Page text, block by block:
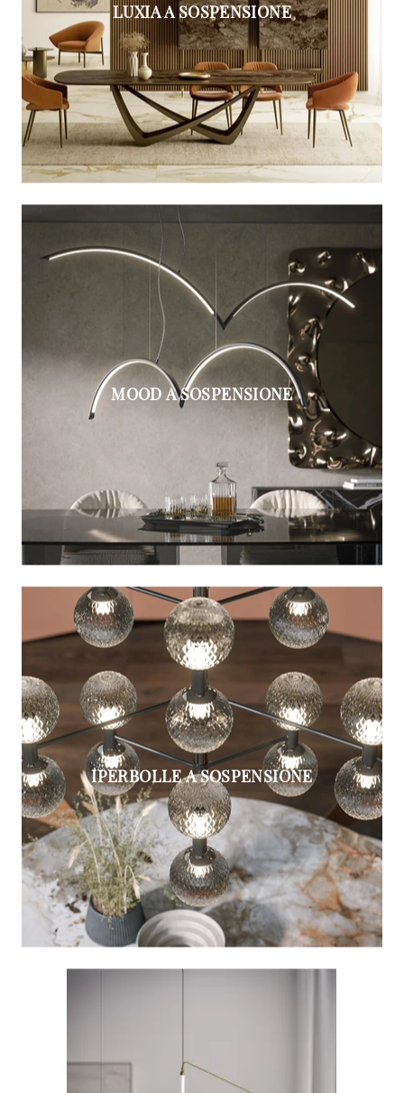
LUXIA A SOSPENSIONE
MOOD A SOSPENSIONE
IPERBOLLE A SOSPENSIONE